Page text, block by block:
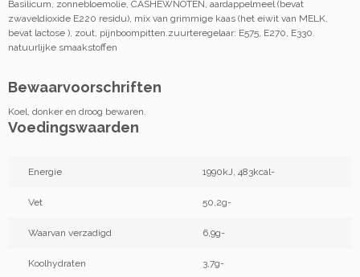
Basilicum, zonnebloemolie, CASHEWNOTEN, aardappelmeel (bevat
zwaveldioxide E220 residu), mix van grimmige kaas (het eiwit van MELK,
bevat lactose ), zout, pijnboompitten.zuurteregelaar: E575, E270, E330.
natuurlijke smaakstoffen
Bewaarvoorschriften
Koel, donker en droog bewaren.
Voedingswaarden
Energie 1990kJ, 483kcal-
Vet 50,2g-
Waarvan verzadigd 6,9g-
Koolhydraten 3,7g-